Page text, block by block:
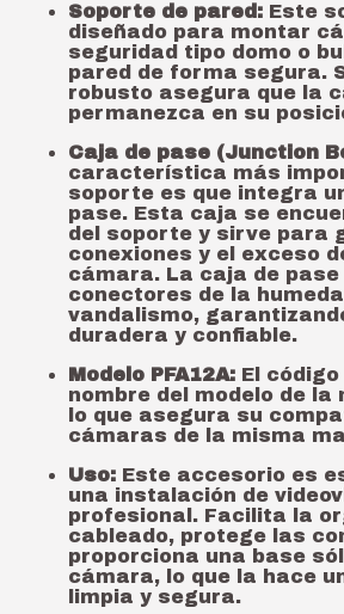
Soporte de pared:Este
diseñado para montar
seguridad tipo domo o
pared de forma segura.
robusto asegura que la
permanezca en su
Caja de pase (Junction
característica más
soporte es que integra
pase. Esta caja se
del soporte y sirve para
conexiones y el exceso
cámara. La caja de
conectores de la
vandalismo,
duradera y confiable.
Modelo PFA12A:El código
nombre del modelo de la
lo que asegura su
cámaras de la misma
Uso:Este accesorio es
una instalación de
profesional. Facilita la
cableado, protege las
proporciona una base
cámara, lo que la hace
limpia y segura.